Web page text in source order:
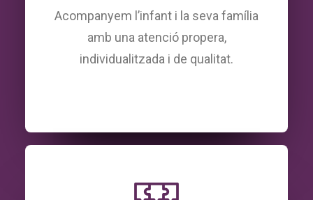
Acompanyem l’infant i la seva família
amb una atenció propera,
individualitzada i de qualitat.